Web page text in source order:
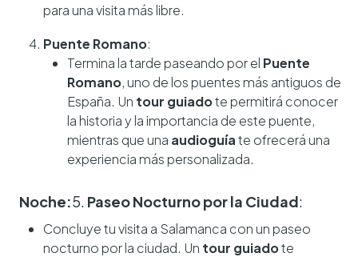
para una visita más libre.
Puente Romano:
Termina la tarde paseando por el Puente
Romano, uno de los puentes más antiguos de
España. Un tour guiadote permitirá conocer
la historia y la importancia de este puente,
mientras que una audioguíate ofrecerá una
experiencia más personalizada.
Noche:5. Paseo Nocturno por la Ciudad:
Concluye tu visita a Salamanca con un paseo
nocturno por la ciudad. Un tour guiadote